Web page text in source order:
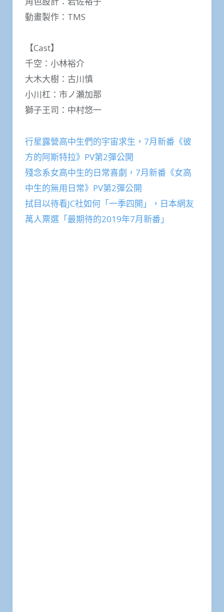
動畫製作：TMS
【Cast】
千空：小林裕介
大木大樹：古川慎
小川杠：市ノ瀬加那
獅子王司：中村悠一
行星露營高中生們的宇宙求生，7月新番《彼
方的阿斯特拉》PV第2彈公開
殘念系女高中生的日常喜劇，7月新番《女高
中生的無用日常》PV第2彈公開
拭目以待看JC社如何「一季四開」，日本網友
萬人票選「最期待的2019年7月新番」